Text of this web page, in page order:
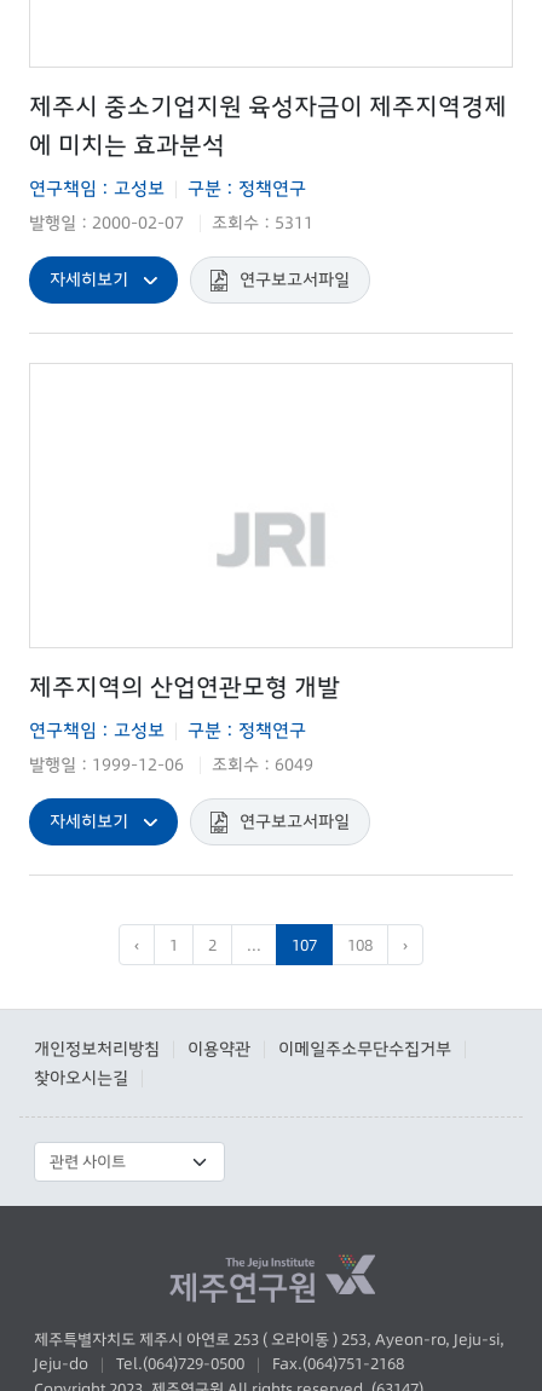
제주시 중소기업지원 육성자금이 제주지역경제
에 미치는 효과분석
연구책임 : 고성보 구분 : 정책연구
발행일 : 2000-02-07 조회수 : 5311
자세히보기 연구보고서파일
제주지역의 산업연관모형 개발
연구책임 : 고성보 구분 : 정책연구
발행일 : 1999-12-06 조회수 : 6049
자세히보기 연구보고서파일
‹ 1 2 ... 107 108 ›
개인정보처리방침 이용약관 이메일주소무단수집거부
찾아오시는길
제주특별자치도 제주시 아연로 253 ( 오라이동 ) 253, Ayeon-ro, Jeju-si,
Jeju-do
| Tel.(064)729-0500 |
Fax.(064)751-2168